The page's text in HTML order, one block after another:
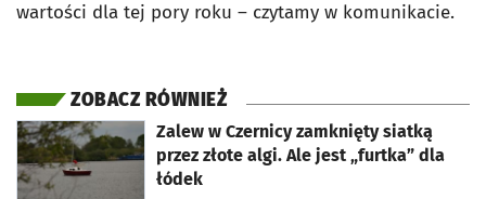
wartości dla tej pory roku – czytamy w komunikacie.
ZOBACZ RÓWNIEŻ
Zalew w Czernicy zamknięty siatką
przez złote algi. Ale jest „furtka” dla
łódek
otworzy się w nowej karcie